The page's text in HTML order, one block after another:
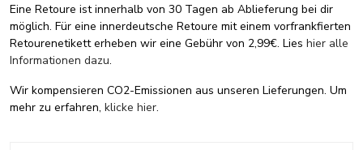
Eine Retoure ist innerhalb von 30 Tagen ab Ablieferung bei dir
möglich. Für eine innerdeutsche Retoure mit einem vorfrankfierten
Retourenetikett erheben wir eine Gebühr von 2,99€. Lies hier alle
Informationen dazu.
Wir kompensieren CO2-Emissionen aus unseren Lieferungen. Um
mehr zu erfahren, klicke hier.